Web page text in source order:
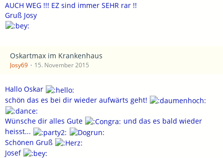
AUCH WEG !!! EZ sind immer SEHR rar !!
Gruß Josy
Oskartmax im Krankenhaus
Josy69 15. November 2015
Hallo Oskar
schön das es bei dir wieder aufwärts geht!
Wünsche dir alles Gute
und das es bald wieder
heisst...
Schönen Gruß
Josef